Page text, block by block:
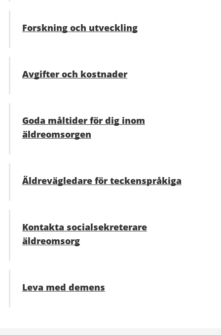
Forskning och utveckling
Avgifter och kostnader
Goda måltider för dig inom
äldreomsorgen
Äldrevägledare för teckenspråkiga
Kontakta socialsekreterare
äldreomsorg
Leva med demens